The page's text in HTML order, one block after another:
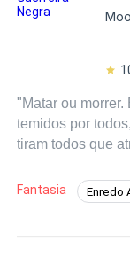
"Matar ou morrer. Essa é a realidade dos lobos. Fortes e
temidos por
tiram todos que
agonizando,
observadores
Fantasia Enredo